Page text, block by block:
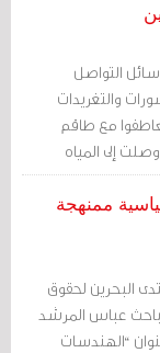
لأي دور بحريني
التواصل
والتغريدات
مع طاقم
إلى المياه
بغرض كسر
ممنهجة
البحرين لحقوق
عباس المرشد
“الهندسات